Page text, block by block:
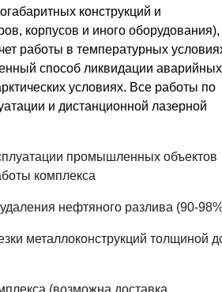
конструкций и
корпусов и иного оборудования),
работы в температурных
способ ликвидации аварийных
условиях. Все работы по
и дистанционной лазерной
промышленных объектов
комплекса
нефтяного разлива (90-
металлоконструкций толщиной
(возможна доставка